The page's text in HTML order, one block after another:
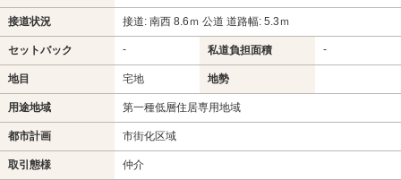
接道状況 接道: 南西 8.6ｍ 公道 道路幅: 5.3ｍ
セットバック - 私道負担面積 -
地目 宅地 地勢
用途地域 第一種低層住居専用地域
都市計画 市街化区域
取引態様 仲介